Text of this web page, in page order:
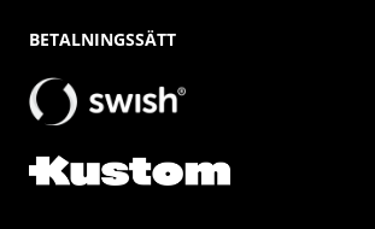
BETALNINGSSÄTT